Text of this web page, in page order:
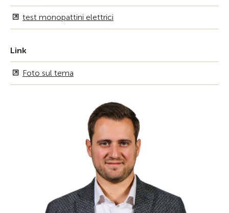
test monopattini elettrici
Link
Foto sul tema